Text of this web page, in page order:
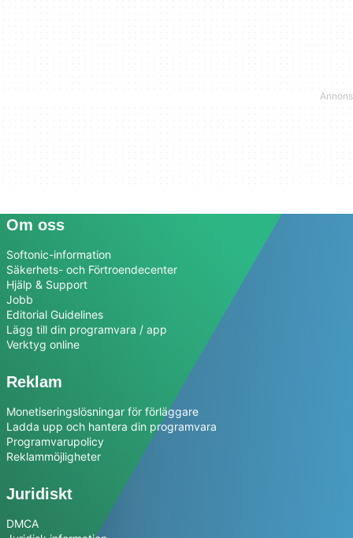
Om oss
Softonic-information
Säkerhets- och Förtroendecenter
Hjälp & Support
Jobb
Editorial Guidelines
Lägg till din programvara / app
Verktyg online
Reklam
Monetiseringslösningar för förläggare
Ladda upp och hantera din programvara
Programvarupolicy
Reklammöjligheter
Juridiskt
DMCA